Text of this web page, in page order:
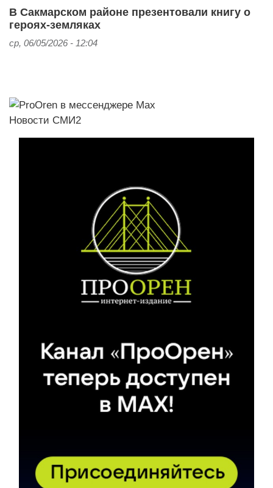
В Сакмарском районе презентовали книгу о
героях-земляках
ср, 06/05/2026 - 12:04
Новости СМИ2